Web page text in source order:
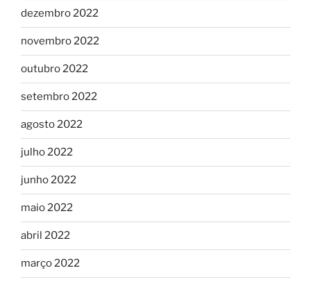
dezembro 2022
novembro 2022
outubro 2022
setembro 2022
agosto 2022
julho 2022
junho 2022
maio 2022
abril 2022
março 2022